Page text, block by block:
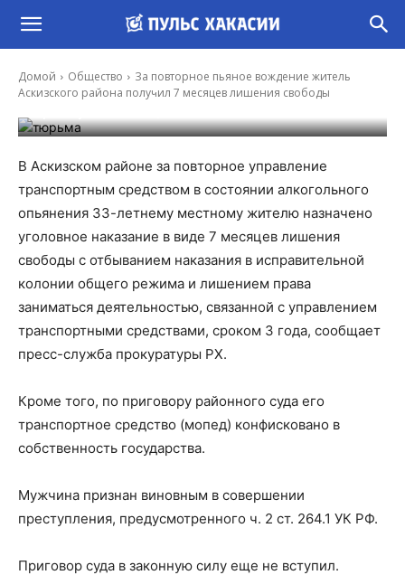
Домой Общество
За повторное пьяное вождение житель
Аскизского района получил 7 месяцев лишения свободы
лишения свободы
В Аскизском районе за повторное управление
транспортным средством в состоянии алкогольного
опьянения 33-летнему местному жителю назначено
уголовное наказание в виде 7 месяцев лишения
свободы с отбыванием наказания в исправительной
колонии общего режима и лишением права
заниматься деятельностью, связанной с управлением
транспортными средствами, сроком 3 года, сообщает
пресс-служба прокуратуры РХ.
Кроме того, по приговору районного суда его
транспортное средство (мопед) конфисковано в
собственность государства.
Мужчина признан виновным в совершении
преступления, предусмотренного ч. 2 ст. 264.1 УК РФ.
Приговор суда в законную силу еще не вступил.